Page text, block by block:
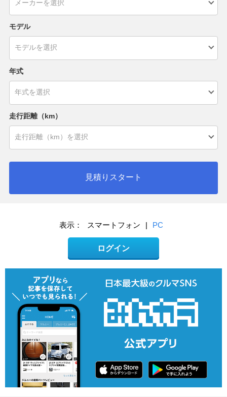
モデル
年式
走行距離（km）
見積りスタート
表示： スマートフォン | PC
ログイン